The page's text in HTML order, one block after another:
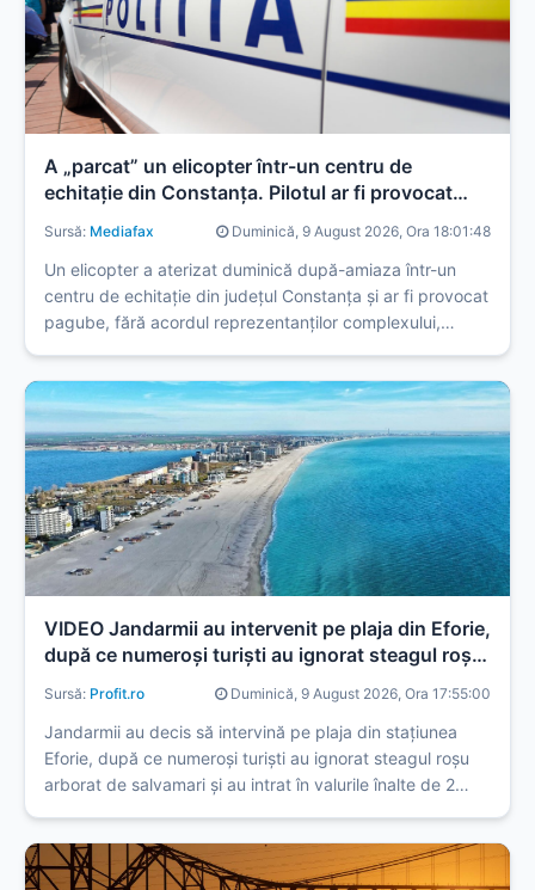
A „parcat” un elicopter într-un centru de
echitație din Constanța. Pilotul ar fi provocat
Sursă: Mediafax Duminică, 9 August 2026, Ora 18:01:48
Un elicopter a aterizat duminică după-amiaza într-un
centru de echitație din județul Constanța și ar fi provocat
pagube, fără acordul reprezentanților complexului,
VIDEO Jandarmii au intervenit pe plaja din Eforie,
după ce numeroși turiști au ignorat steagul roșu
și au intrat în valurile înalte de 2 metri
Sursă: Profit.ro Duminică, 9 August 2026, Ora 17:55:00
Jandarmii au decis să intervină pe plaja din stațiunea
Eforie, după ce numeroși turiști au ignorat steagul roșu
arborat de salvamari și au intrat în valurile înalte de 2